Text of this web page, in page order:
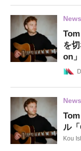
News
を
on
News
ル
Kou